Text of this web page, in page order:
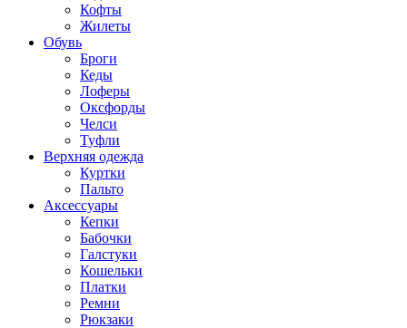
Кофты
Жилеты
Обувь
Броги
Кеды
Лоферы
Оксфорды
Челси
Туфли
Верхняя одежда
Куртки
Пальто
Аксессуары
Кепки
Бабочки
Галстуки
Кошельки
Платки
Ремни
Рюкзаки